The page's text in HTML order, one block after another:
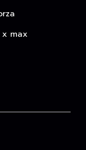
x max